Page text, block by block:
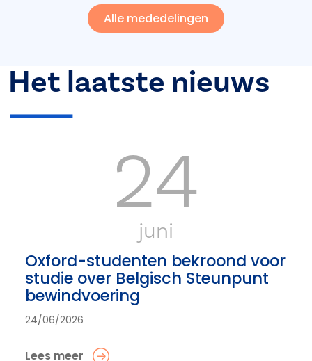
Alle mededelingen
Het laatste nieuws
24
juni
Oxford-studenten bekroond voor
studie over Belgisch Steunpunt
bewindvoering
24/06/2026
Lees meer